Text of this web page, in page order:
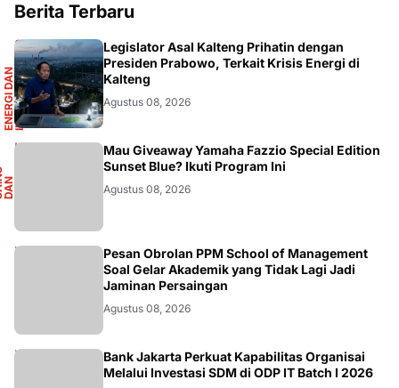
Berita Terbaru
E
N
E
R
G
I
D
A
N
I
N
F
R
A
S
T
R
U
K
T
UR
Legislator Asal Kalteng Prihatin dengan
Presiden Prabowo, Terkait Krisis Energi di
Kalteng
Agustus 08, 2026
N
O
Mau Giveaway Yamaha Fazzio Special Edition
Sunset Blue? Ikuti Program Ini
Agustus 08, 2026
Pesan Obrolan PPM School of Management
Soal Gelar Akademik yang Tidak Lagi Jadi
Jaminan Persaingan
Agustus 08, 2026
Bank Jakarta Perkuat Kapabilitas Organisai
Melalui Investasi SDM di ODP IT Batch I 2026